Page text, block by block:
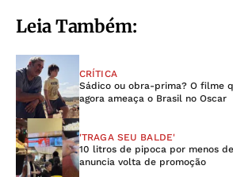
Leia Também:
CRÍTICA
Sádico ou obra-prima? O filme
agora ameaça o Brasil no Oscar
'TRAGA SEU BALDE'
10 litros de pipoca por menos
anuncia volta de promoção